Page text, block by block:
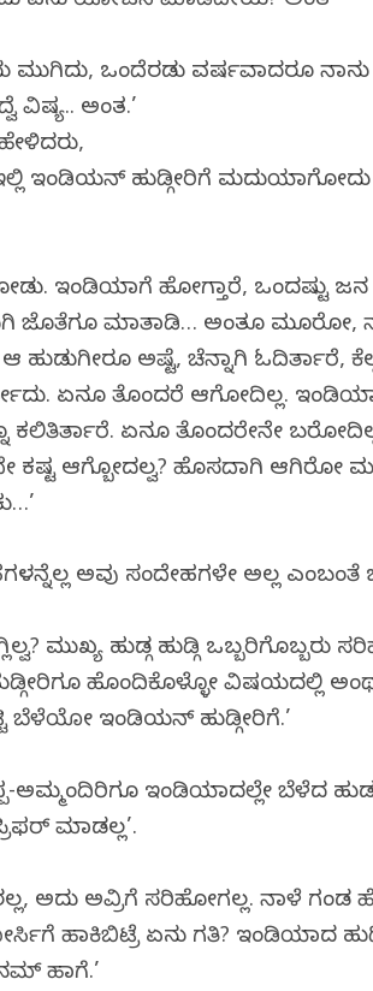
ಮುಗಿದು, ಒಂದೆರಡು ವರ್ಷವಾದರೂ ನಾನು
ಅಂತ.’
ಇಲ್ಲಿ ಇಂಡಿಯನ್ ಹುಡ್ಗೀರಿಗೆ ಮದುವೆಯಾಗೋದು
ಇಂಡಿಯಾಗೆ ಹೋಗ್ತಾರೆ, ಒಂದಷ್ಟು ಜನ
ಜೊತೆಗೂ ಮಾತಾಡಿ… ಅಂತೂ ಮೂರೋ,
ಅಷ್ಟೆ, ಚೆನ್ನಾಗಿ ಓದಿರ್ತಾರೆ,
ಏನೂ ತೊಂದರೆ ಆಗೋದಿಲ್ಲ.
ಏನೂ ತೊಂದರೇನೇ
ಕಷ್ಟ ಆಗ್ಬೋದಲ್ವ? ಹೊಸದಾಗಿ ಆಗಿರೋ
ಅವು ಸಂದೇಹಗಳೇ ಅಲ್ಲ
ಮುಖ್ಯ ಹುಡ್ಗ ಹುಡ್ಗಿ ಒಬ್ಬರಿಗೊಬ್ಬರು
ಹೊಂದಿಕೊಳ್ಳೋ ವಿಷಯದಲ್ಲಿ
ಬೆಳೆಯೋ ಇಂಡಿಯನ್ ಹುಡ್ಗೀರಿಗೆ.’
ಇಂಡಿಯಾದಲ್ಲೇ ಬೆಳೆದ
ಮಾಡಲ್ಲ’.
ಅದು ಅವ್ರಿಗೆ ಸರಿಹೋಗಲ್ಲ. ನಾಳೆ ಗಂಡ
ಹಾಕಿಬಿಟ್ರೆ ಏನು ಗತಿ? ಇಂಡಿಯಾದ
ಹಾಗೆ.’